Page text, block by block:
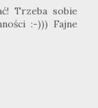
Trzeba sobie
:-))) Fajne